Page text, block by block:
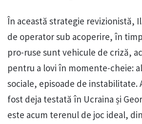
În această strategie revizionistă,
de operator sub acoperire, în
pro-ruse sunt vehicule de criză,
pentru a lovi în momente-cheie:
sociale, episoade de instabilitate.
fost deja testată în Ucraina și
este acum terenul de joc ideal,